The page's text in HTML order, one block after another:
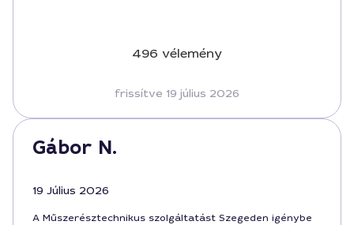
496 vélemény
frissítve 19 július 2026
Gábor N.
19 Július 2026
A Műszerésztechnikus szolgáltatást Szegeden igénybe